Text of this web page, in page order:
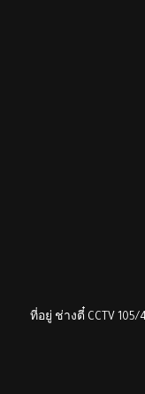
ที่อยู่ ช่างตี๋ CCTV